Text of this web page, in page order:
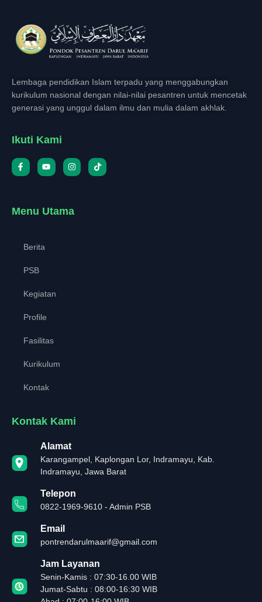
Lembaga pendidikan Islam terpadu yang menggabungkan
kurikulum nasional dengan nilai-nilai pesantren untuk mencetak
generasi yang unggul dalam ilmu dan mulia dalam akhlak.
Ikuti Kami
Menu Utama
Berita
PSB
Kegiatan
Profile
Fasilitas
Kurikulum
Kontak
Kontak Kami
Alamat
Karangampel, Kaplongan Lor, Indramayu, Kab.
Indramayu, Jawa Barat
Telepon
0822-1969-9610 - Admin PSB
Email
pontrendarulmaarif@gmail.com
Jam Layanan
Senin-Kamis : 07:30-16.00 WIB
Jumat-Sabtu : 08:00-16:30 WIB